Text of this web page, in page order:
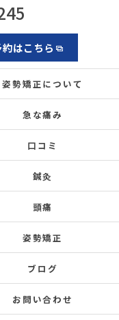
約はこちら
姿勢矯正について
急な痛み
口コミ
鍼灸
頭痛
姿勢矯正
ブログ
お問い合わせ